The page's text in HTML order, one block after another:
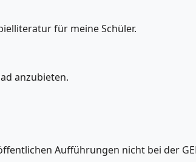
für meine Schüler.
anzubieten.
Aufführungen nicht bei der